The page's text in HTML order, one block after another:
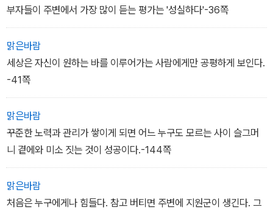
부자들이 주변에서 가장 많이 듣는 평가는 '성실하다'-36쪽
맑은바람
세상은 자신이 원하는 바를 이루어가는 사람에게만 공평하게 보인다.
-41쪽
맑은바람
꾸준한 노력과 관리가 쌓이게 되면 어느 누구도 모르는 사이 슬그머
니 곁에와 미소 짓는 것이 성공이다.-144쪽
맑은바람
처음은 누구에게나 힘들다. 참고 버티면 주변에 지원군이 생긴다. 그